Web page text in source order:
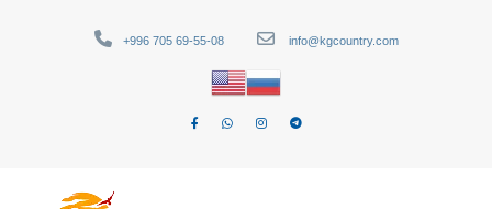
+996 705 69-55-08 info@kgcountry.com